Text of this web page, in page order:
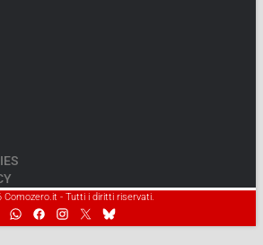
Comozero.it - Tutti i diritti riservati.